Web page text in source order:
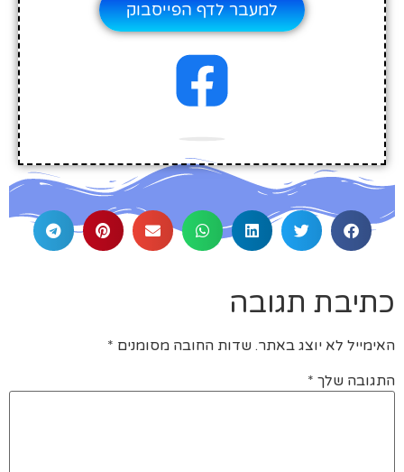
למעבר לדף הפייסבוק
כתיבת תגובה
האימייל לא יוצג באתר. שדות החובה מסומנים *
התגובה שלך *